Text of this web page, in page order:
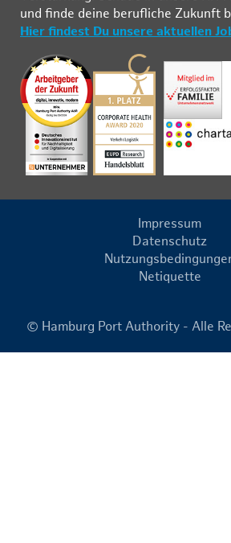
und fin­de deine be­ruf­li­che Zu­kunft
Hier findest Du unsere aktuellen
Impressum
Datenschutz
Netiquette
© Hamburg Port Authority - Alle